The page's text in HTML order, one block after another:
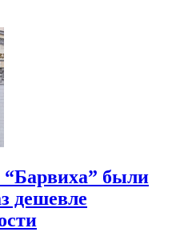
“Барвиха” были
дешевле